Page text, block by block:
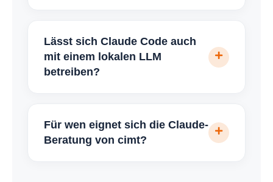
Lässt sich Claude Code auch
mit einem lokalen LLM
betreiben?
Für wen eignet sich die Claude-
Beratung von cimt?